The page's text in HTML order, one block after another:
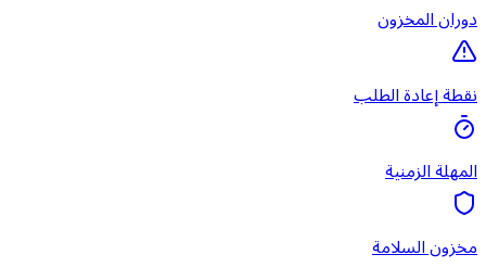
دوران المخزون
نقطة إعادة الطلب
المهلة الزمنية
مخزون السلامة